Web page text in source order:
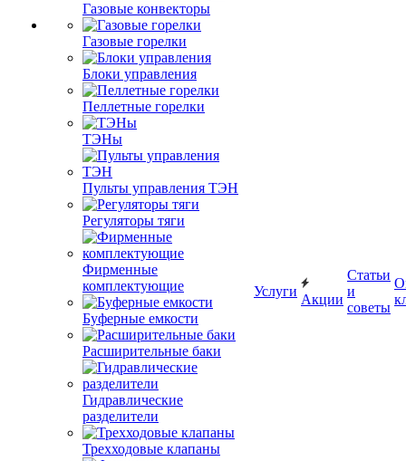
Газовые конвекторы
Газовые горелки
Блоки управления
Пеллетные горелки
ТЭНы
Пульты управления ТЭН
Регуляторы тяги
Фирменные
комплектующие
Буферные емкости
Расширительные баки
Гидравлические
разделители
Трехходовые клапаны
Услуги
Акции
Статьи
и
советы